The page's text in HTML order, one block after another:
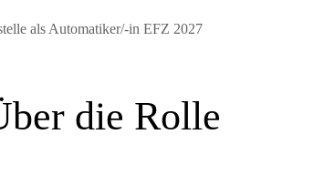
als Automatiker/-in EFZ 2027
die Rolle